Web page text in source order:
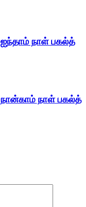
நாள் பகல்த்
நாள் பகல்த்